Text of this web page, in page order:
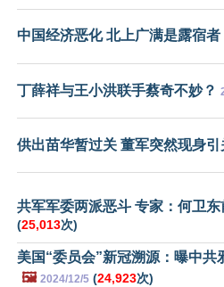
中国经济恶化 北上广满是露宿者
丁薛祥与王小洪联手蔡奇不妙？
供出苗华暂过关 董军突然现身引
共军军委两派恶斗 专家：何卫
(25,013次)
美国“委员会”新冠溯源：曝中共
🖼️ 2024/12/5 (24,923次)